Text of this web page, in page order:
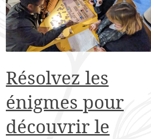
Résolvez les
énigmes pour
découvrir le